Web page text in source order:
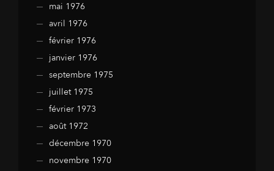
mai 1976
avril 1976
février 1976
janvier 1976
septembre 1975
juillet 1975
février 1973
août 1972
décembre 1970
novembre 1970